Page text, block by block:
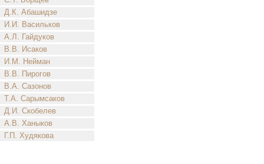
Д.К. Абашидзе
И.И. Васильков
А.Л. Гайдуков
В.В. Исаков
И.М. Нейман
В.В. Пирогов
В.А. Сазонов
Т.А. Сарымсаков
Д.И. Скобелев
А.В. Ханыков
Г.П. Худякова